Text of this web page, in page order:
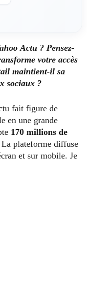
Actu ? Pensez-
votre accès
maintient-il sa
sociaux ?
fait figure de
en une grande
170 millions de
La plateforme diffuse
et sur mobile. Je